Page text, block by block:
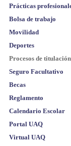
Prácticas
Bolsa de trabajo
Movilidad
Deportes
Procesos de titulación
Seguro Facultativo
Becas
Reglamento
Calendario Escolar
Portal UAQ
Virtual UAQ